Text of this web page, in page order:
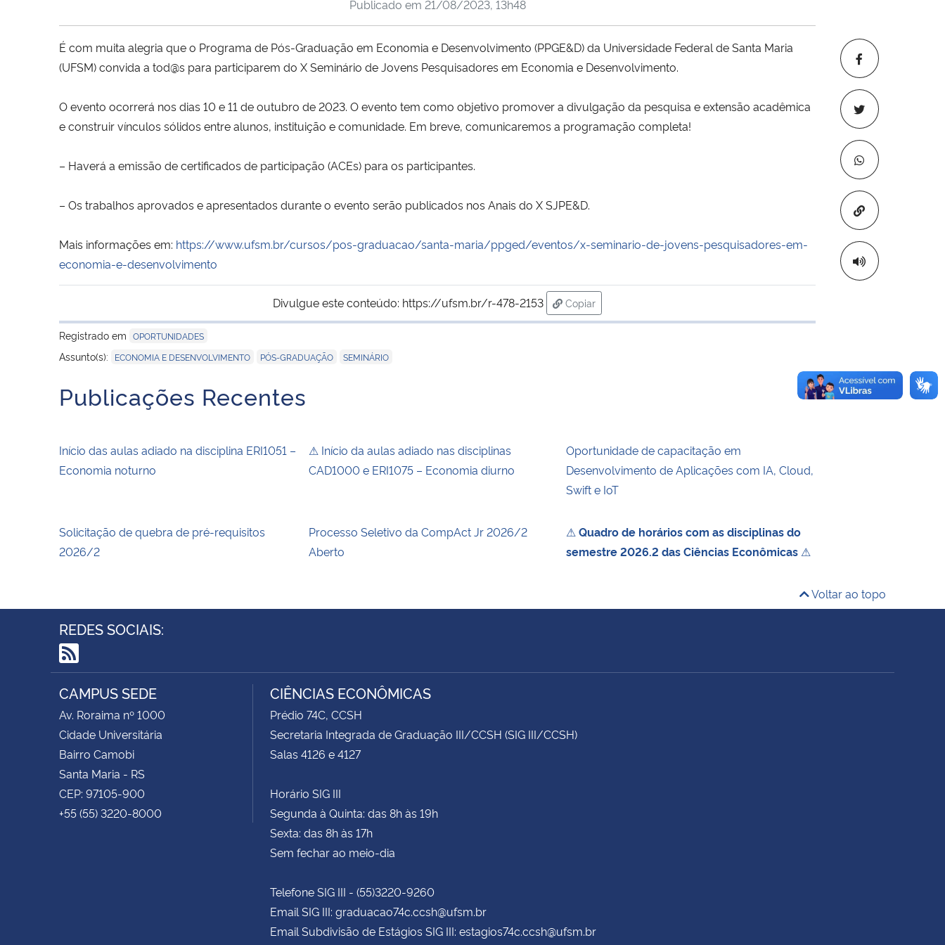
Copiar para
Publicado em 21/08/2023, 13h48
É com muita alegria que o Programa de Pós-Graduação em Economia e Desenvolvimento (PPGE&D) da Universidade Federal de Santa Maria
(UFSM) convida a tod@s para participarem do X Seminário de Jovens Pesquisadores em Economia e Desenvolvimento.
O evento ocorrerá nos dias 10 e 11 de outubro de 2023. O evento tem como objetivo promover a divulgação da pesquisa e extensão acadêmica
e construir vínculos sólidos entre alunos, instituição e comunidade. Em breve, comunicaremos a programação completa!
– Haverá a emissão de certificados de participação (ACEs) para os participantes.
– Os trabalhos aprovados e apresentados durante o evento serão publicados nos Anais do X SJPE&D.
Mais informações em: https://www.ufsm.br/cursos/pos-graduacao/santa-maria/ppged/eventos/x-seminario-de-jovens-pesquisadores-em-
economia-e-desenvolvimento
Divulgue este conteúdo: https://ufsm.br/r-478-2153
Copiar
para área de transferência
Registrado em OPORTUNIDADES
Assunto(s): ECONOMIA E DESENVOLVIMENTO PÓS-GRADUAÇÃO SEMINÁRIO
Publicações Recentes
Início das aulas adiado na disciplina ERI1051 –
Economia noturno
⚠ Início da aulas adiado nas disciplinas
CAD1000 e ERI1075 – Economia diurno
Oportunidade de capacitação em
Desenvolvimento de Aplicações com IA, Cloud,
Swift e IoT
Solicitação de quebra de pré-requisitos
2026/2
Processo Seletivo da CompAct Jr 2026/2
Aberto
⚠Quadro de horários com as disciplinas do
semestre 2026.2 das Ciências Econômicas ⚠
Voltar ao topo
REDES SOCIAIS:
RSS
CAMPUS SEDE
Av. Roraima nº 1000
Cidade Universitária
Bairro Camobi
Santa Maria - RS
CEP: 97105-900
+55 (55) 3220-8000
CIÊNCIAS ECONÔMICAS
Prédio 74C, CCSH
Secretaria Integrada de Graduação III/CCSH (SIG III/CCSH)
Salas 4126 e 4127
Horário SIG III
Segunda à Quinta: das 8h às 19h
Sexta: das 8h às 17h
Sem fechar ao meio-dia
Telefone SIG III - (55)3220-9260
Email SIG III: graduacao74c.ccsh@ufsm.br
Email Subdivisão de Estágios SIG III: estagios74c.ccsh@ufsm.br